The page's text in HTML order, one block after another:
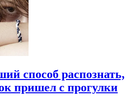
способ распознать,
пришел с прогулки